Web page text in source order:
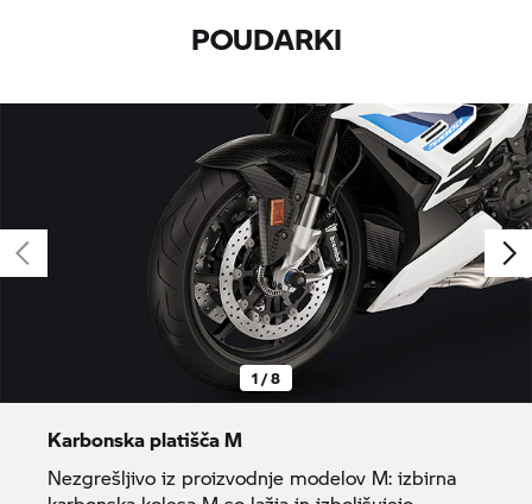
POUDARKI
1 / 8
Karbonska platišča M
Nezgrešljivo iz proizvodnje modelov M: izbirna